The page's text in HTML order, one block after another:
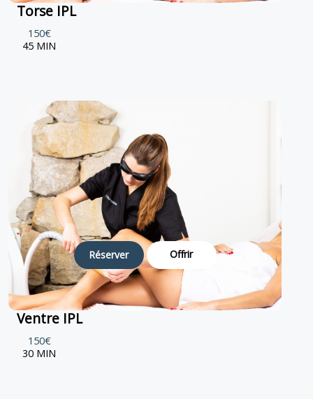
Torse IPL
150€
45 MIN
Réserver Offrir
Ventre IPL
150€
30 MIN